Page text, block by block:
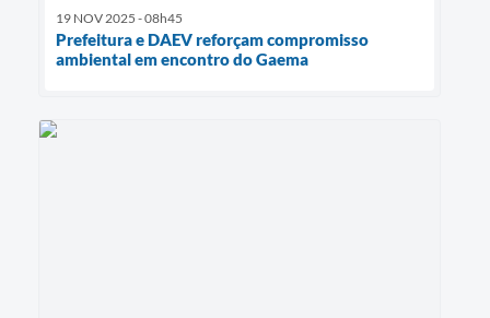
19 NOV 2025 - 08h45
Prefeitura e DAEV reforçam compromisso
ambiental em encontro do Gaema